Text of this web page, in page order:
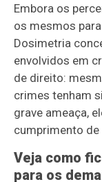
Embora os
os mesmos
Dosimetria
envolvidos em
de direito:
crimes tenham
grave ameaça,
cumprimento de
Veja como
para os